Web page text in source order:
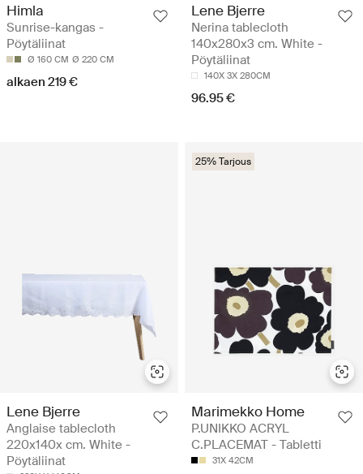
Himla
Sunrise-kangas -
Pöytäliinat
Ø 160 CM Ø 220 CM
alkaen 219 €
Lene Bjerre
Nerina tablecloth
140x280x3 cm. White -
Pöytäliinat
140X 3X 280CM
96.95 €
Lene Bjerre
Anglaise tablecloth
220x140x cm. White -
Pöytäliinat
25% Tarjous
Marimekko Home
P.UNIKKO ACRYL
C.PLACEMAT - Tabletti
31X 42CM